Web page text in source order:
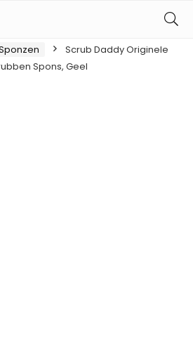
Scrub Daddy Originele
Spons, Geel